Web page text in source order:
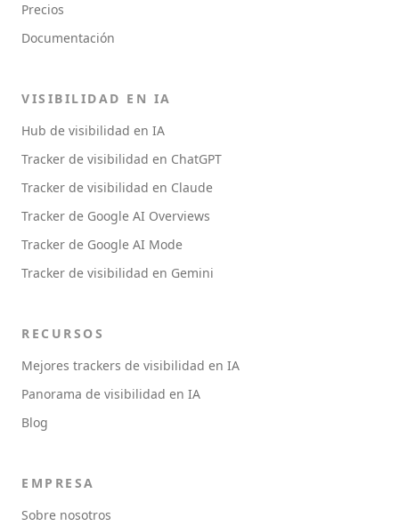
Precios
Documentación
VISIBILIDAD EN IA
Hub de visibilidad en IA
Tracker de visibilidad en ChatGPT
Tracker de visibilidad en Claude
Tracker de Google AI Overviews
Tracker de Google AI Mode
Tracker de visibilidad en Gemini
RECURSOS
Mejores trackers de visibilidad en IA
Panorama de visibilidad en IA
Blog
EMPRESA
Sobre nosotros